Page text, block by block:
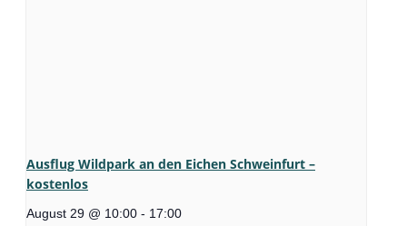
Ausflug Wildpark an den Eichen Schweinfurt –
kostenlos
August 29 @ 10:00 - 17:00